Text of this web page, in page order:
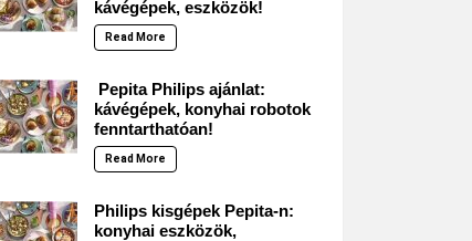
kávégépek, eszközök!
Read More
Pepita Philips ajánlat:
kávégépek, konyhai robotok
fenntarthatóan!
Read More
Philips kisgépek Pepita-n:
konyhai eszközök,